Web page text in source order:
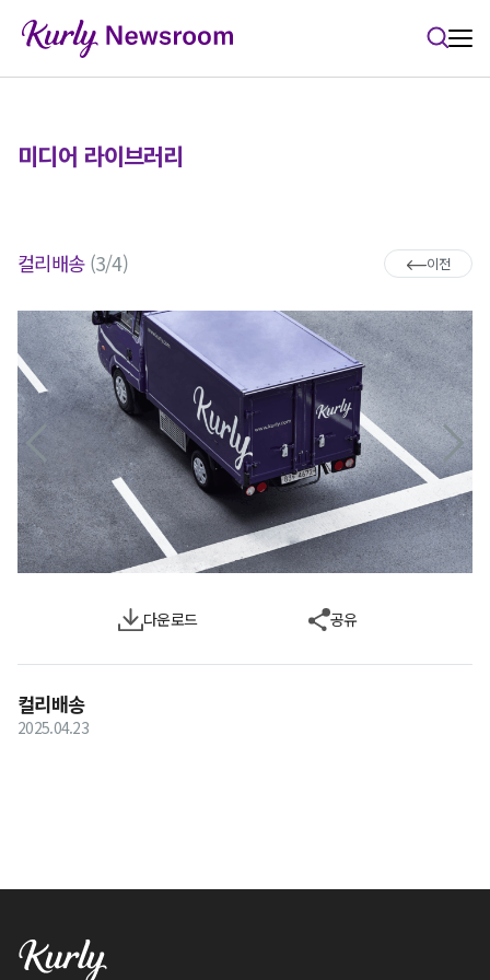
미디어 라이브러리
컬리배송 (3/4) 이전
다운로드 공유
컬리배송
2025.04.23